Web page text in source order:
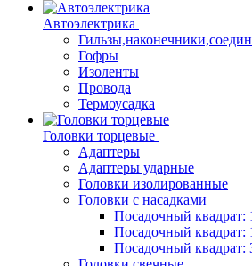
Автоэлектрика
Гофры
Изоленты
Провода
Термоусадка
Головки торцевые
Адаптеры
Адаптеры ударные
Головки изолированные
Головки с насадками
Посадочный квадрат:
Посадочный квадрат:
Посадочный квадрат: